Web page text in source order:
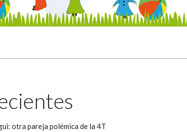
otra pareja polémica de la 4T